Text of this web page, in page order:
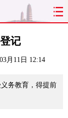
出行
专题
记
月11日 12:14
务教育，得提前